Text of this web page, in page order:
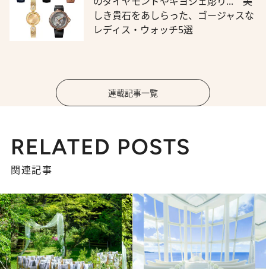
しき貴石をあしらった、ゴージャスな
レディス・ウォッチ5選
連載記事一覧
RELATED POSTS
関連記事